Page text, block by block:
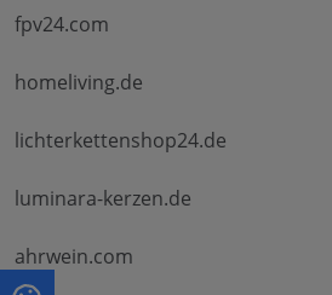
fpv24.com
homeliving.de
lichterkettenshop24.de
luminara-kerzen.de
ahrwein.com